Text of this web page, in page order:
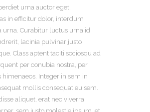
urna auctor eget.
in efficitur dolor, interdum
urna. Curabitur luctus urna id
lacinia pulvinar justo
Class aptent taciti sociosqu ad
per conubia nostra, per
himenaeos. Integer in sem in
mollis consequat eu sem.
aliquet, erat nec viverra